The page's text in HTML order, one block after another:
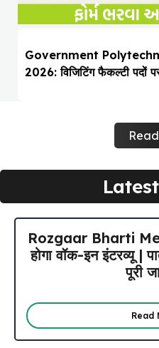
Government
2026: विजिटिंग फैकल्टी पदों
Rozgaar Bharti
होगा वॉक-इन इंटरव्यू |
पूरी
Read